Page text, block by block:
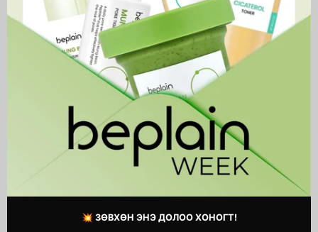
💥 ЗӨВХӨН ЭНЭ ДОЛОО ХОНОГТ!
Retinol Retinal Firming Body
80ml
Yuja Niacin Brightening
Body Serum Mist 80ml
39,900 MNT